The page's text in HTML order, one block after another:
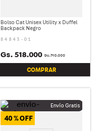
Bolso Cat Unisex Utility x Duffel
Backpack Negro
84843-01
Gs.740.000
Gs. 518.000
COMPRAR
40 %